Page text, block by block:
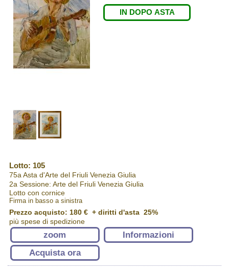
IN DOPO ASTA
Lotto: 105
75a Asta d'Arte del Friuli Venezia Giulia
2a Sessione: Arte del Friuli Venezia Giulia
Lotto con cornice
Firma in basso a sinistra
Prezzo acquisto: 180 €+ diritti d'asta 25%
più spese di spedizione
zoom
Informazioni
Acquista ora